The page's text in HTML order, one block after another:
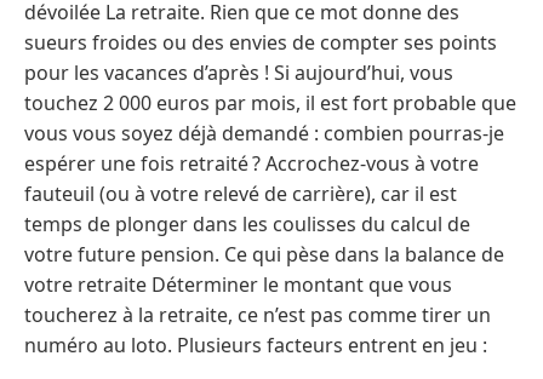
dévoilée La retraite. Rien que ce mot donne des
sueurs froides ou des envies de compter ses points
pour les vacances d’après ! Si aujourd’hui, vous
touchez 2 000 euros par mois, il est fort probable que
vous vous soyez déjà demandé : combien pourras-je
espérer une fois retraité ? Accrochez-vous à votre
fauteuil (ou à votre relevé de carrière), car il est
temps de plonger dans les coulisses du calcul de
votre future pension. Ce qui pèse dans la balance de
votre retraite Déterminer le montant que vous
toucherez à la retraite, ce n’est pas comme tirer un
numéro au loto. Plusieurs facteurs entrent en jeu :